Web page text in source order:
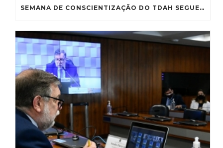
SEMANA DE CONSCIENTIZAÇÃO DO TDAH SEGUE PARA SANÇÃO